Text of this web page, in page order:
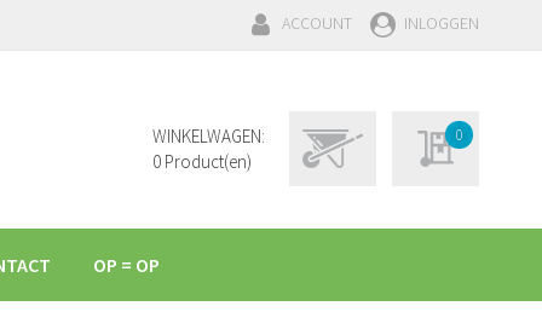
ACCOUNT INLOGGEN
Mijn aanvraag
0
WINKELWAGEN:
0 Product(en)
OP = OP